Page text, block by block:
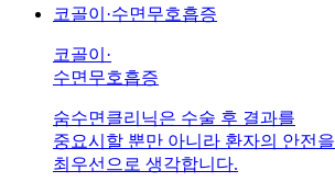
코골이·수면무호흡증
코골이·
수면무호흡증
숨수면클리닉은 수술 후 결과를
중요시할 뿐만 아니라 환자의 안전을
최우선으로 생각합니다.